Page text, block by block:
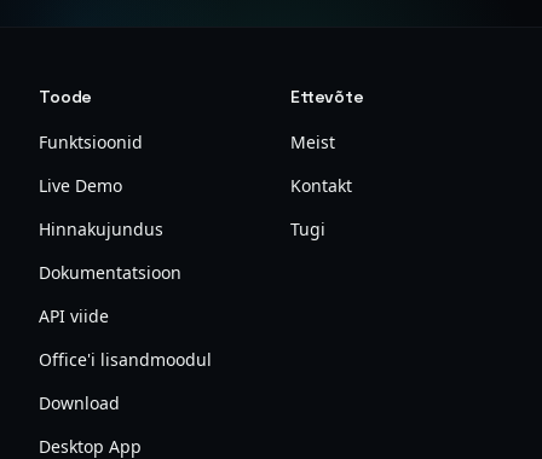
Toode
Funktsioonid
Live Demo
Hinnakujundus
Dokumentatsioon
API viide
Office'i lisandmoodul
Download
Desktop App
Ettevõte
Meist
Kontakt
Tugi